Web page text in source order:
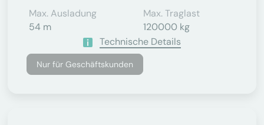
Max. Ausladung
54 m
Max. Traglast
120000 kg
Technische Details
Nur für Geschäftskunden